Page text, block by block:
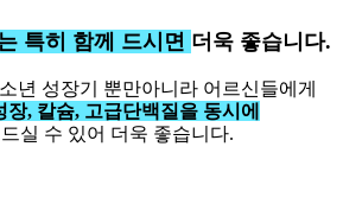
특히 함께 드시면 더욱 좋습니다.
년 성장기 뿐만아니라 어르신들에게
장, 칼슘, 고급단백질을 동시에
실 수 있어 더욱 좋습니다.